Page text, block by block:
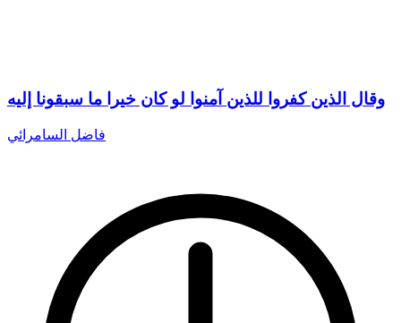
وقال الذين كفروا للذين آمنوا لو كان خيرا ما سبقونا إليه
فاضل السامرائي